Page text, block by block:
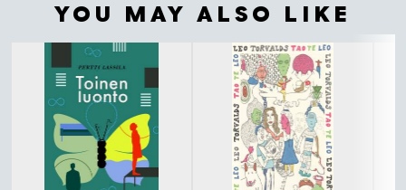
YOU MAY ALSO LIKE
Tuoteluettelon alku